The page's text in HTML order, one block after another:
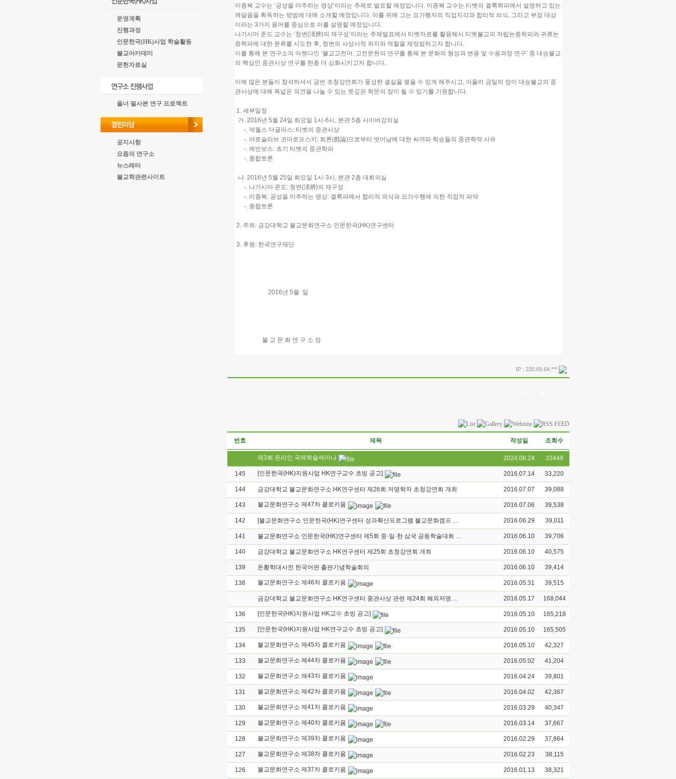
운영계획
진행과정
인문한국(HK)사업 학술활동
불교아카데미
문헌자료실
올너 필사본 연구 프로젝트
공지사항
요즘의 연구소
뉴스레터
불교학관련사이트
이종복 교수는 ‘공성을 마주하는 명상’이라는 주제로 발표할 예정입니다. 이종복 교수는 티벳의 겔룩학파에서 설명하고 있는
깨달음을 획득하는 방법에 대해 소개할 예정입니다. 이를 위해 그는 요가행자의 직접지각과 합리적 의식, 그리고 부정 대상
이라는 3가지 용어를 중심으로 이를 설명할 예정입니다.
나가시마 준도 교수는 ‘청변(淸辨)의 재구성’이라는 주제발표에서 티벳자료를 활용해서 티벳불교의 자립논증학파와 귀류논
증학파에 대한 분류를 시도한 후, 청변의 사상사적 위치와 역할을 재정립하고자 합니다.
이를 통해 본 연구소의 아젠다인 ‘불교고전어, 고전문헌의 연구를 통해 본 문화의 형성과 변용 및 수용과정 연구’ 중 대승불교
의 핵심인 중관사상 연구를 한층 더 심화시키고자 합니다..
이에 많은 분들이 참석하셔서 금번 초청강연회가 풍성한 결실을 맺을 수 있게 해주시고, 아울러 금일의 장이 대승불교의 중
관사상에 대해 폭넓은 의견을 나눌 수 있는 뜻깊은 학문의 장이 될 수 있기를 기원합니다.
1. 세부일정
가. 2016년 5월 24일 화요일 1시-6시, 본관 5층 사이버강의실
-. 덕월스 더글라스: 티벳의 중관사상
-. 야로슬라브 코마로프스키: 희론(戲論)으로부터 벗어남에 대한 싸꺄파 학승들의 중관학적 사유
-. 케빈보스: 초기 티벳의 중관학파
-. 종합토론
나. 2016년 5월 25일 화요일 1시-3시, 본관 2층 대회의실
-. 나가시마 준도: 청변(淸辨)의 재구성
-. 이종복: 공성을 마주하는 명상: 겔룩파에서 합리적 의식과 요가수행에 의한 직접적 파악
-. 종합토론
2. 주최: 금강대학교 불교문화연구소 인문한국(HK)연구센터
3. 후원: 한국연구재단
2016년 5월 일
불 교 문 화 연 구 소 장
IP : 220.69.64.***
번호 제목 작성일 조회수
제3회 온라인 국제학술세미나 2024.06.24 33449
145 [인문한국(HK)지원사업 HK연구교수 초빙 공고] 2016.07.14 33,220
144 금강대학교 불교문화연구소 HK연구센터 제26회 저명학자 초청강연회 개최 2016.07.07 39,088
143 불교문화연구소 제47차 콜로키움 2016.07.06 39,538
142 2016.06.29 39,011
141 2016.06.10 39,706
140 금강대학교 불교문화연구소 HK연구센터 제25회 초청강연회 개최 2016.06.10 40,575
139 돈황학대사전 한국어판 출판기념학술회의 2016.06.10 39,414
138 불교문화연구소 제46차 콜로키움 2016.05.31 39,515
2016.05.17 168,044
136 [인문한국(HK)지원사업 HK교수 초빙 공고] 2016.05.10 165,218
135 [인문한국(HK)지원사업 HK연구교수 초빙 공고] 2016.05.10 165,505
134 불교문화연구소 제45차 콜로키움 2016.05.10 42,327
133 불교문화연구소 제44차 콜로키움 2016.05.02 41,204
132 불교문화연구소 제43차 콜로키움 2016.04.24 39,801
131 불교문화연구소 제42차 콜로키움 2016.04.02 42,367
130 불교문화연구소 제41차 콜로키움 2016.03.29 40,347
129 불교문화연구소 제40차 콜로키움 2016.03.14 37,667
128 불교문화연구소 제39차 콜로키움 2016.02.29 37,864
127 불교문화연구소 제38차 콜로키움 2016.02.23 38,115
126 불교문화연구소 제37차 콜로키움 2016.01.13 38,321